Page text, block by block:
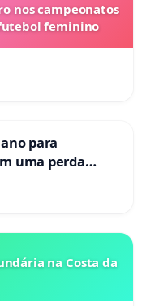
nos campeonatos
feminino
para
uma perda
na Costa da